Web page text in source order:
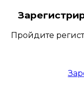
Пройдите